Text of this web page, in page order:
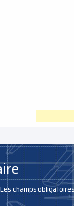
Les champs